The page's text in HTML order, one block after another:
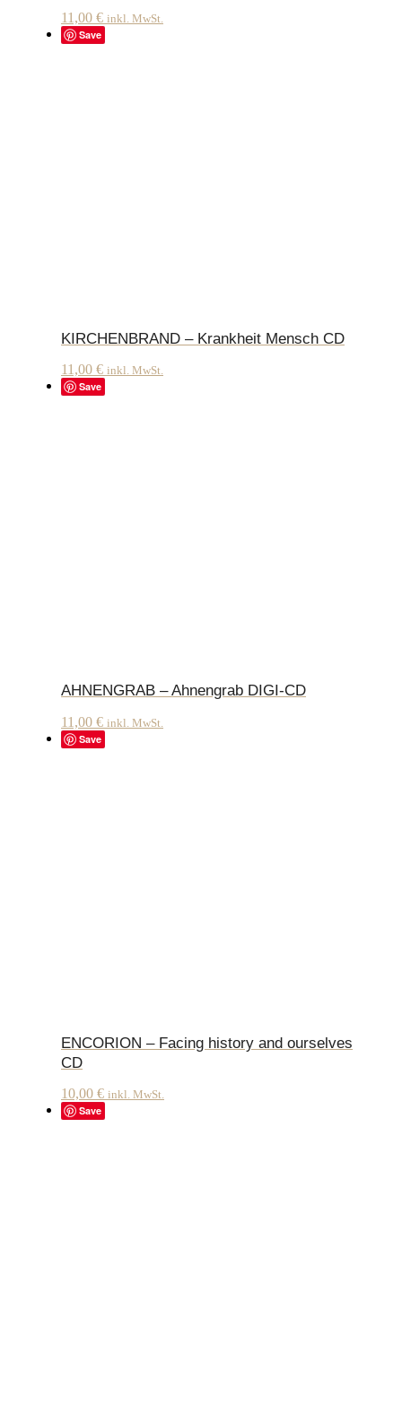
11,00 € inkl. MwSt.
Save
KIRCHENBRAND – Krankheit Mensch CD
11,00 € inkl. MwSt.
Save
AHNENGRAB – Ahnengrab DIGI-CD
11,00 € inkl. MwSt.
Save
ENCORION – Facing history and ourselves
CD
10,00 € inkl. MwSt.
Save